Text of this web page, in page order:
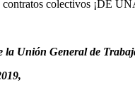
contratos colectivos ¡DE
la Unión General de